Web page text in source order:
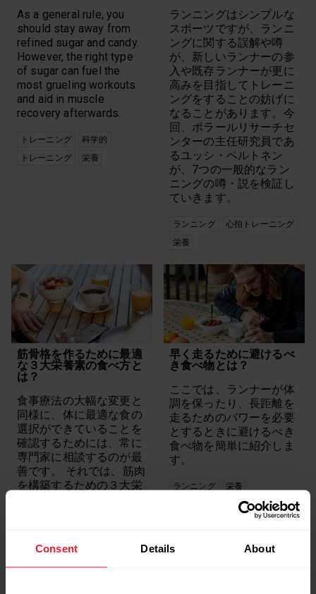
Consent Details About
As a general rule, you
should stay away from
refined sugar and candy.
However, the right type
of sugar can fuel the
most grueling workouts
and aid in muscle
recovery afterwards.
トレーニング
科学的
トレーニング
栄養
ランニングはシンプルな
スポーツですが、ランニ
ングに関する誤解や噂
が、新しいランナーの参
入や既存ランナーが更に
高みを目指してトレーニ
ングをすることの妨げに
なることがあります。今
回、ポラールリサーチセ
ンターの主任研究員であ
るユッシ・ペルトネン
が、7つの一般的なラン
ニングの噂・説を検証し
ていきます。
ランニング
心拍トレーニング
栄養
筋骨格を作るために最適
な３大栄養素の食べ方と
は？
食事療法の大幅な変更と
同様に、体に最適な食の
選択ができていることを
確認するためには、常に
専門家に相談するのが最
善です。 それでは、筋肉
を構築するための３大栄
トレーニング
早く走るために避けるべ
き食べ物とは？
ここでは、ランナーが体
調を保ったり、長距離を
走るためのパワーを必要
とするときに避けるべき
食べ物を簡単に紹介しま
す。
ランニング 栄養